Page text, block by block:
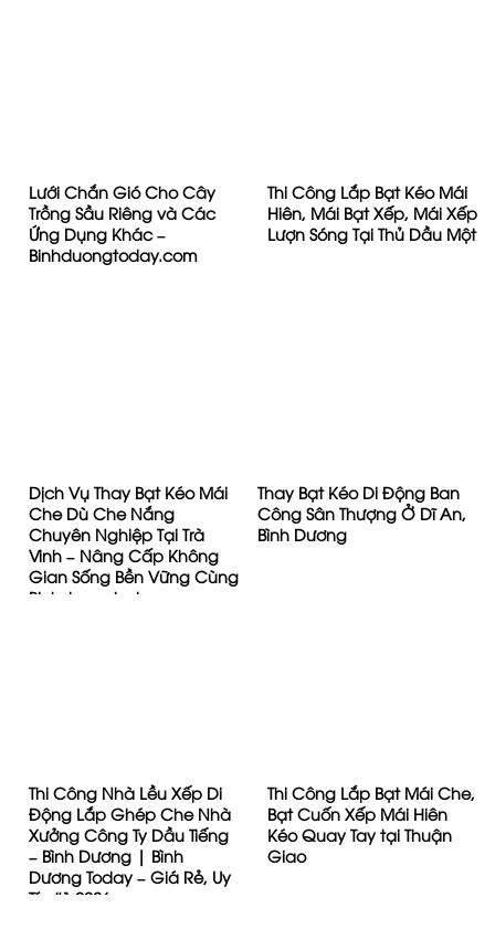
Lưới Chắn Gió Cho Cây
Trồng Sầu Riêng và Các
Ứng Dụng Khác –
Binhduongtoday.com
Thi Công Lắp Bạt Kéo Mái
Hiên, Mái Bạt Xếp, Mái Xếp
Lượn Sóng Tại Thủ Dầu Một
Dịch Vụ Thay Bạt Kéo Mái
Che Dù Che Nắng
Chuyên Nghiệp Tại Trà
Vinh – Nâng Cấp Không
Gian Sống Bền Vững Cùng
Binhduongtoday.com
Thay Bạt Kéo Di Động Ban
Công Sân Thượng Ở Dĩ An,
Bình Dương
Thi Công Nhà Lều Xếp Di
Động Lắp Ghép Che Nhà
Xưởng Công Ty Dầu Tiếng
– Bình Dương | Bình
Dương Today – Giá Rẻ, Uy
Tín #1 2026
Thi Công Lắp Bạt Mái Che,
Bạt Cuốn Xếp Mái Hiên
Kéo Quay Tay tại Thuận
Giao